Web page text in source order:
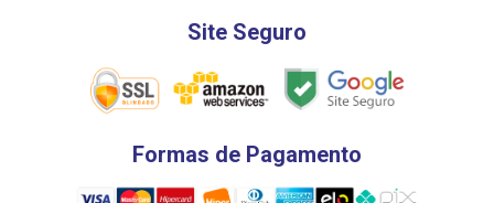
Site Seguro
Formas de Pagamento